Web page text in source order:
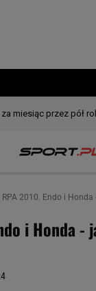
RPA 2010. Endo i
i Honda -